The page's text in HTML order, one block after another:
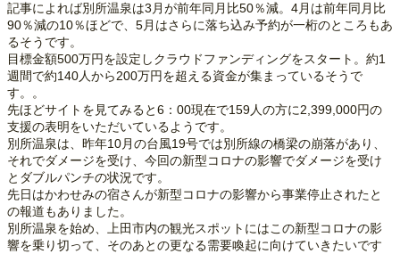
記事によれば別所温泉は3月が前年同月比50％減。4月は前年同月比
90％減の10％ほどで、5月はさらに落ち込み予約が一桁のところもあ
るそうです。
目標金額500万円を設定しクラウドファンディングをスタート。約1
週間で約140人から200万円を超える資金が集まっているそうで
す。。
先ほどサイトを見てみると6：00現在で159人の方に2,399,000円の
支援の表明をいただいているようです。
別所温泉は、昨年10月の台風19号では別所線の橋梁の崩落があり、
それでダメージを受け、今回の新型コロナの影響でダメージを受け
とダブルパンチの状況です。
先日はかわせみの宿さんが新型コロナの影響から事業停止されたと
の報道もありました。
別所温泉を始め、上田市内の観光スポットにはこの新型コロナの影
響を乗り切って、そのあとの更なる需要喚起に向けていきたいです